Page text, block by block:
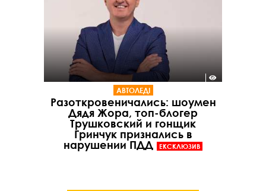
АВТОЛЕДІ
Разоткровеничались: шоумен
Дядя Жора, топ-блогер
Трушковский и гонщик
Гринчук признались в
нарушении ПДД
ЕКСКЛЮЗИВ